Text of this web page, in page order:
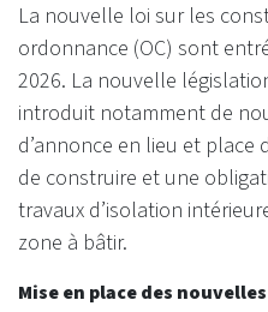
La nouvelle loi sur les
ordonnance (OC) sont
2026. La nouvelle
introduit notamment de
d’annonce en lieu et place
de construire et une
travaux d’isolation
zone à bâtir.
Mise en place des